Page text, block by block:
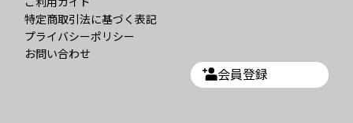
特定商取引法に基づく表記
プライバシーポリシー
お問い合わせ
会員登録